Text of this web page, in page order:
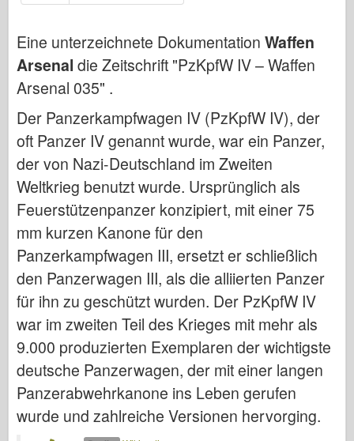
Bronco
Cyber-Hobby
Dnepromodel
Drachen
E.T.-Modell
Feine Formen
Forces of Valor
FriulModel
Hasegawa
Heller
HobbyBoss
IBG-Modelle
Italeri
Legende
Meng Modell
Tamiya
Eine unterzeichnete Dokumentation Waffen
Arsenal die Zeitschrift "PzKpfW IV – Waffen
Arsenal 035" .
Der Panzerkampfwagen IV (PzKpfW IV), der
oft Panzer IV genannt wurde, war ein Panzer,
der von Nazi-Deutschland im Zweiten
Weltkrieg benutzt wurde. Ursprünglich als
Feuerstützenpanzer konzipiert, mit einer 75
mm kurzen Kanone für den
Panzerkampfwagen III, ersetzt er schließlich
den Panzerwagen III, als die alliierten Panzer
für ihn zu geschützt wurden. Der PzKpfW IV
war im zweiten Teil des Krieges mit mehr als
9.000 produzierten Exemplaren der wichtigste
deutsche Panzerwagen, der mit einer langen
Panzerabwehrkanone ins Leben gerufen
wurde und zahlreiche Versionen hervorging.